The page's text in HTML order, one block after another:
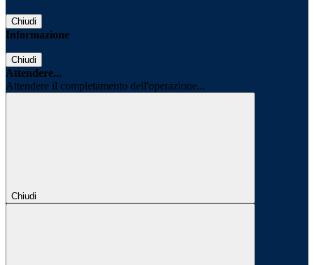
Chiudi
Informazione
Chiudi
Attendere...
Attendere il completamento dell'operazione...
Chiudi